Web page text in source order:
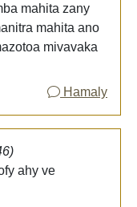
mahita zany
mahita ano
mivavaka
Hamaly
ahy ve